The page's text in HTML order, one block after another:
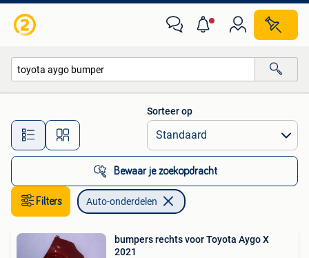
Alle afstanden…
Sorteer op
Bewaar je zoekopdracht
Filters Auto-onderdelen
bumpers rechts voor Toyota Aygo X
2021